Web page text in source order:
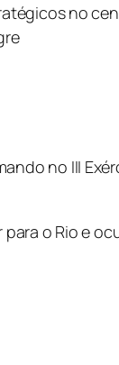
no
no III
o Rio e